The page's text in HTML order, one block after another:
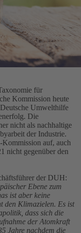
für
Kommission heute
Umwelthilfe
Die
nicht als nachhaltige
der Industrie.
auf, auch
nicht gegenüber den
der DUH:
Ebene zum
ist aber keine
den Klimazielen. Es ist
dass sich die
der Atomkraft
Jahre nachdem die